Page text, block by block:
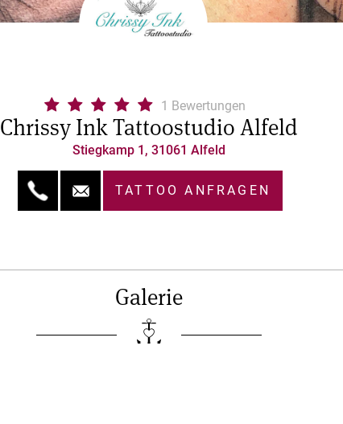
1 Bewertungen
Chrissy Ink Tattoostudio Alfeld
Stiegkamp 1, 31061 Alfeld
TATTOO ANFRAGEN
Galerie